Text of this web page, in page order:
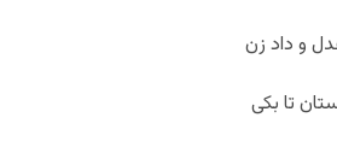
و داد زن
تا بکی